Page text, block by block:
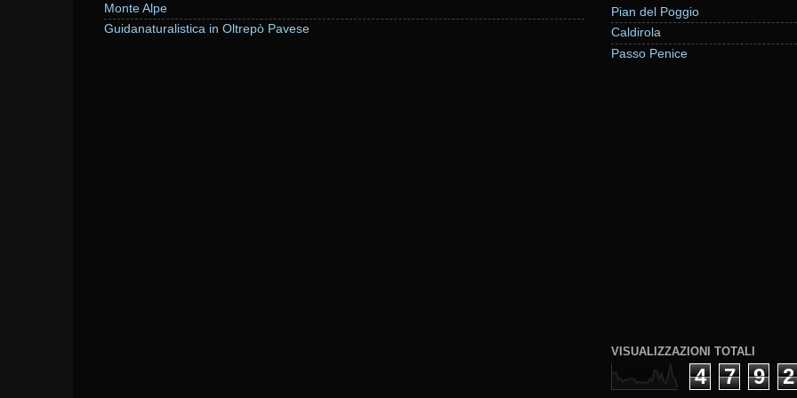
Monte Alpe
Guidanaturalistica in Oltrepò Pavese
Pian del Poggio
Caldirola
Passo Penice
VISUALIZZAZIONI TOTALI
4 7 9 2